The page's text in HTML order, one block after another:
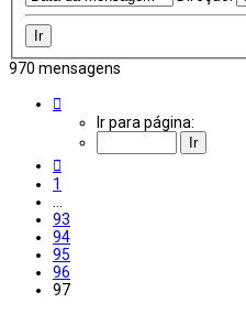
970 mensagens
Ir para página:
1
93
94
95
96
97